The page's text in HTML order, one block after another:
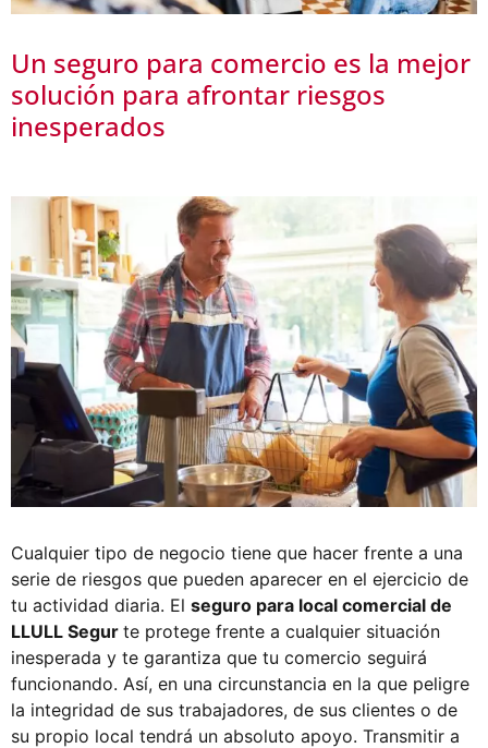
Un seguro para comercio es la mejor
solución para afrontar riesgos
inesperados
Cualquier tipo de negocio tiene que hacer frente a una
serie de riesgos que pueden aparecer en el ejercicio de
tu actividad diaria. El seguro para local comercial de
LLULL Segur te protege frente a cualquier situación
inesperada y te garantiza que tu comercio seguirá
funcionando. Así, en una circunstancia en la que peligre
la integridad de sus trabajadores, de sus clientes o de
su propio local tendrá un absoluto apoyo. Transmitir a